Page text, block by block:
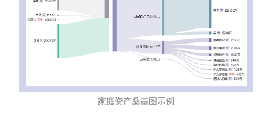
家庭资产桑基图示例